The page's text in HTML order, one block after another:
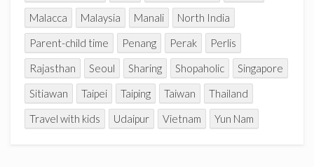
Malacca
Malaysia Manali
North India
Parent-child time
Penang Perak
Perlis
Rajasthan
Seoul Sharing Shopaholic
Singapore
Sitiawan
Taipei Taiping Taiwan
Thailand
Travel with kids
Udaipur Vietnam Yun Nam